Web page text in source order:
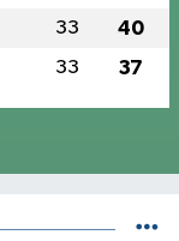
33 40
33 37